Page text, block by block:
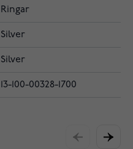
Ringar
Silver
Silver
13-100-00328-1700